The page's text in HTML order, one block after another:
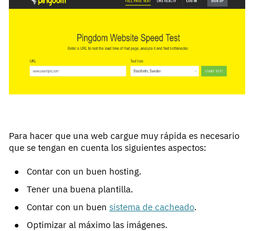
Para hacer que una web cargue muy rápida es necesario
que se tengan en cuenta los siguientes aspectos:
Contar con un buen hosting.
Tener una buena plantilla.
Contar con un buen sistema de cacheado.
Optimizar al máximo las imágenes.